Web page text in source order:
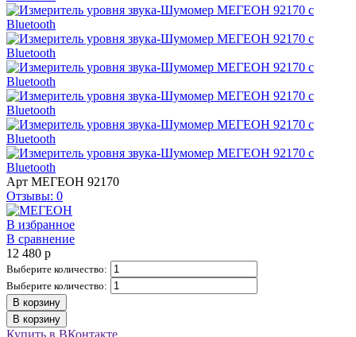
Арт МЕГЕОН 92170
Отзывы: 0
В избранное
В сравнение
12 480 p
Выберите количество:
Выберите количество:
В корзину
В корзину